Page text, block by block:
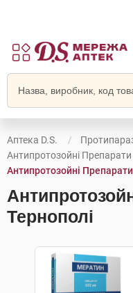
Аптека D.S.
Антипротозойні Препарати
Антипротозойні
Тернополі